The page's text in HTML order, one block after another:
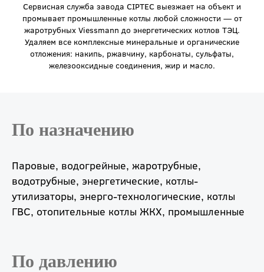
Сервисная служба завода CIPTEC выезжает на объект и
промывает промышленные котлы любой сложности — от
жаротрубных Viessmann до энергетических котлов ТЭЦ.
Удаляем все комплексные минеральные и органические
отложения: накипь, ржавчину, карбонаты, сульфаты,
железооксидные соединения, жир и масло.
По назначению
Паровые, водогрейные, жаротрубные,
водотрубные, энергетические, котлы-
утилизаторы, энерго-технологические, котлы
ГВС, отопительные котлы ЖКХ, промышленные
По давлению